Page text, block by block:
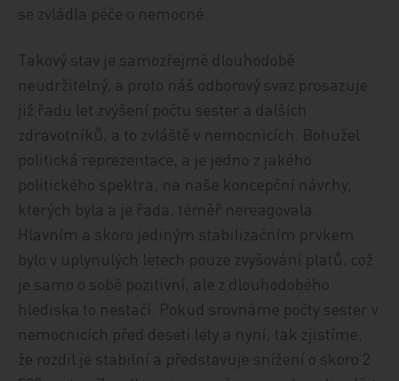
se zvládla péče o nemocné.
Takový stav je samozřejmě dlouhodobě
neudržitelný, a proto náš odborový svaz prosazuje
již řadu let zvýšení počtu sester a dalších
zdravotníků, a to zvláště v nemocnicích. Bohužel
politická reprezentace, a je jedno z jakého
politického spektra, na naše koncepční návrhy,
kterých byla a je řada, téměř nereagovala.
Hlavním a skoro jediným stabilizačním prvkem
bylo v uplynulých letech pouze zvyšování platů, což
je samo o sobě pozitivní, ale z dlouhodobého
hlediska to nestačí. Pokud srovnáme počty sester v
nemocnicích před deseti lety a nyní, tak zjistíme,
že rozdíl je stabilní a představuje snížení o skoro 2